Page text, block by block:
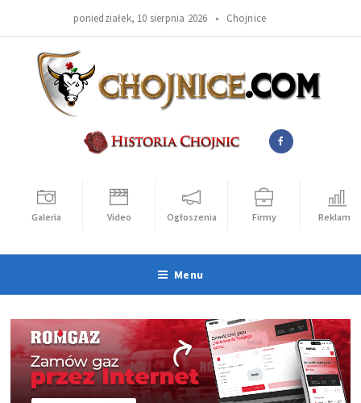
poniedziałek, 10 sierpnia 2026 • Chojnice
Galeria Video Ogłoszenia Firmy Reklama
Menu